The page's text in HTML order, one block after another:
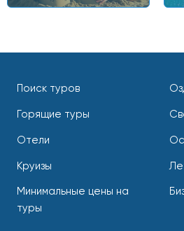
Поиск туров
Горящие туры
Отели
Круизы
Минимальные цены на
туры